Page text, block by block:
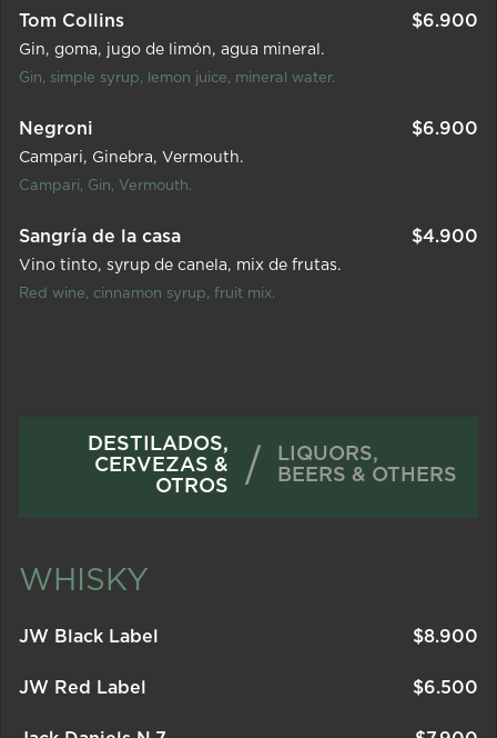
Tom Collins $6.900
Gin goma jugo de limón agua mineral.
Gin, simple syrup, lemon juice, mineral water.
Negroni $6.900
Campari Ginebra Vermouth.
Campari, Gin, Vermouth.
Sangría de la casa $4.900
Vino tinto syrup de canela mix de frutas.
Red wine, cinnamon syrup, fruit mix.
DESTILADOS,
CERVEZAS &
OTROS
/
LIQUORS,
BEERS & OTHERS
WHISKY
JW Black Label $8.900
JW Red Label $6.500